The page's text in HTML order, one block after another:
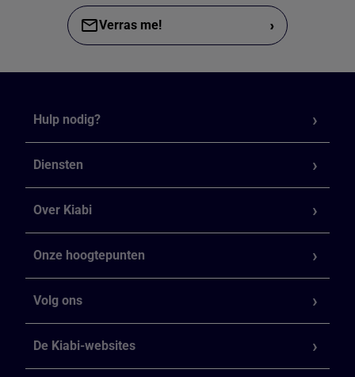
Verras me! ›
Hulp nodig?
Diensten
Over Kiabi
Onze hoogtepunten
Volg ons
De Kiabi-websites